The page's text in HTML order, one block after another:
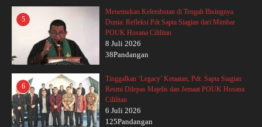
5
Menemukan Kelembutan di Tengah Bisingnya
Dunia: Refleksi Pdt Sapta Siagian dari Mimbar
POUK Hosana Cililitan
8 Juli 2026
38Pandangan
6
Tinggalkan ‘Legacy’ Ketaatan, Pdt. Sapta Siagian
Resmi Dilepas Majelis dan Jemaat POUK Hosana
Cililitan
6 Juli 2026
125Pandangan